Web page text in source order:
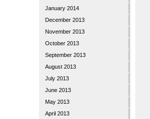
January 2014
December 2013
November 2013
October 2013
September 2013
August 2013
July 2013
June 2013
May 2013
April 2013